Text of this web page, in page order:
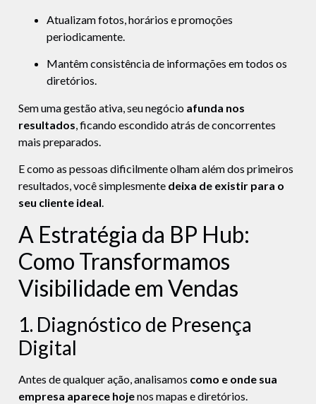
Atualizam fotos, horários e promoções
periodicamente.
Mantêm consistência de informações em todos os
diretórios.
Sem uma gestão ativa, seu negócio afunda nos
resultados , ficando escondido atrás de concorrentes
mais preparados.
E como as pessoas dificilmente olham além dos primeiros
resultados, você simplesmente deixa de existir para o
seu cliente ideal.
A Estratégia da BP Hub:
Como Transformamos
Visibilidade em Vendas
1. Diagnóstico de Presença
Digital
Antes de qualquer ação, analisamos como e onde sua
empresa aparece hojenos mapas e diretórios.